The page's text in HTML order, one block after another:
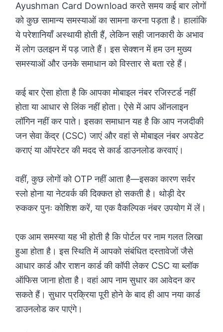
Ayushman Card Download करते समय कई बार लोगों
को कुछ सामान्य समस्याओं का सामना करना पड़ता है। हालांकि
ये परेशानियाँ अस्थायी होती हैं, लेकिन सही जानकारी के अभाव
में लोग उलझन में पड़ जाते हैं। इस सेक्शन में हम उन मुख्य
समस्याओं और उनके समाधान को विस्तार से बता रहे हैं।
कई बार ऐसा होता है कि आपका मोबाइल नंबर रजिस्टर्ड नहीं
होता या आधार से लिंक नहीं होता। ऐसे में आप ऑनलाइन
लॉगिन नहीं कर पाते। इसका समाधान यह है कि आप नजदीकी
जन सेवा केंद्र (CSC) जाएं और वहां से मोबाइल नंबर अपडेट
कराएं या ऑपरेटर की मदद से कार्ड डाउनलोड करवाएं।
वहीं, कुछ लोगों को OTP नहीं आता है—इसका कारण सर्वर
स्लो होना या नेटवर्क की दिक्कत हो सकती है। थोड़ी देर
रुककर पुनः कोशिश करें, या एक वैकल्पिक नंबर उपयोग में लें।
एक आम समस्या यह भी होती है कि पोर्टल पर नाम गलत लिखा
हुआ होता है। इस स्थिति में आपको संबंधित दस्तावेजों जैसे
आधार कार्ड और राशन कार्ड की कॉपी लेकर CSC या ब्लॉक
ऑफिस जाना होता है। वहां आप नाम सुधार का आवेदन कर
सकते हैं। सुधार प्रक्रिया पूरी होने के बाद ही आप नया कार्ड
डाउनलोड कर पाएंगे।